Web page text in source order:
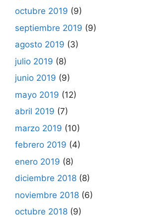
octubre 2019 (9)
septiembre 2019 (9)
agosto 2019 (3)
julio 2019 (8)
junio 2019 (9)
mayo 2019 (12)
abril 2019 (7)
marzo 2019 (10)
febrero 2019 (4)
enero 2019 (8)
diciembre 2018 (8)
noviembre 2018 (6)
octubre 2018 (9)